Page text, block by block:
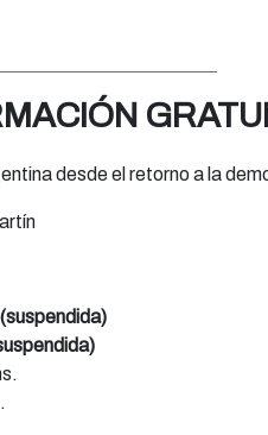
desde el retorno a la